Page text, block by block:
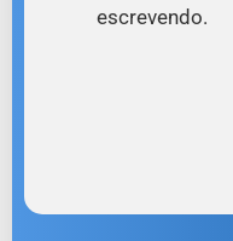
escrevendo.